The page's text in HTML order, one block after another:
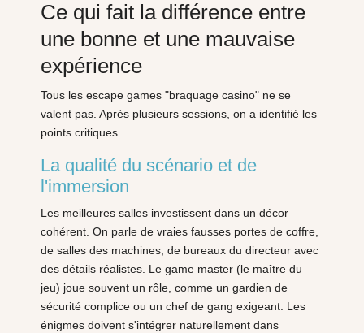
Ce qui fait la différence entre
une bonne et une mauvaise
expérience
Tous les escape games "braquage casino" ne se
valent pas. Après plusieurs sessions, on a identifié les
points critiques.
La qualité du scénario et de
l'immersion
Les meilleures salles investissent dans un décor
cohérent. On parle de vraies fausses portes de coffre,
de salles des machines, de bureaux du directeur avec
des détails réalistes. Le game master (le maître du
jeu) joue souvent un rôle, comme un gardien de
sécurité complice ou un chef de gang exigeant. Les
énigmes doivent s'intégrer naturellement dans